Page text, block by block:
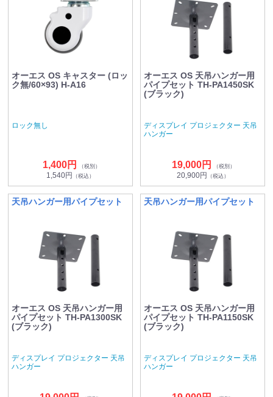
オーエス OS キャスター (ロッ
ク無/60×93) H-A16
ロック無し
1,400円 （税別）
1,540円 （税込）
オーエス OS 天吊ハンガー用
パイプセット TH-PA1450SK
(ブラック)
ディスプレイ プロジェクター 天吊
ハンガー
19,000円 （税別）
20,900円 （税込）
天吊ハンガー用パイプセット
オーエス OS 天吊ハンガー用
パイプセット TH-PA1300SK
(ブラック)
ディスプレイ プロジェクター 天吊
ハンガー
天吊ハンガー用パイプセット
オーエス OS 天吊ハンガー用
パイプセット TH-PA1150SK
(ブラック)
ディスプレイ プロジェクター 天吊
ハンガー